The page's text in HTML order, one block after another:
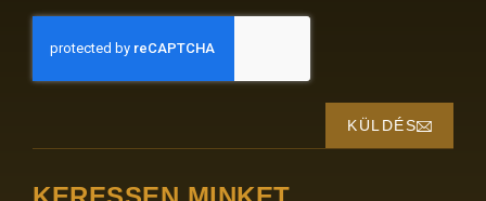
KÜLDÉS